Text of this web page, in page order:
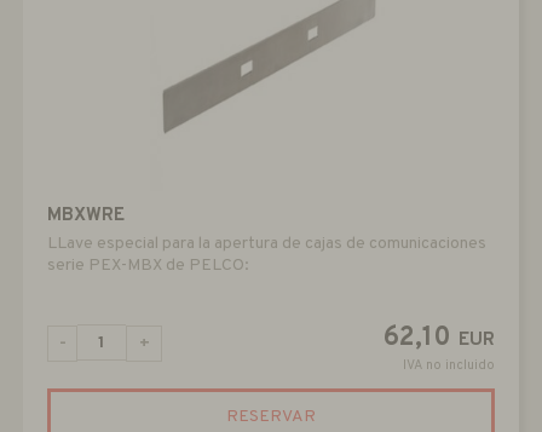
MBXWRE
LLave especial para la apertura de cajas de comunicaciones
serie PEX-MBX de PELCO:
62,10 EUR
IVA no incluido
- +
RESERVAR